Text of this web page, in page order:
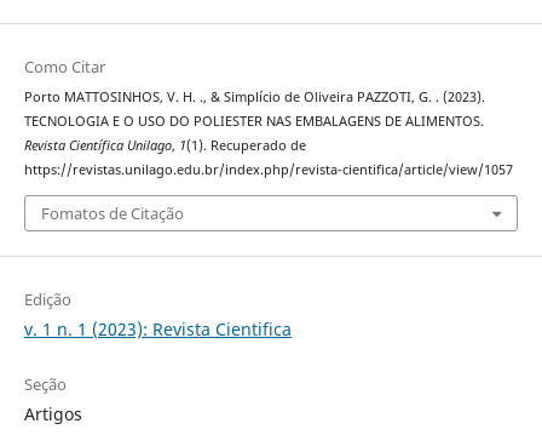
Como Citar
Porto MATTOSINHOS, V. H. ., & Simplício de Oliveira PAZZOTI, G. . (2023).
TECNOLOGIA E O USO DO POLIESTER NAS EMBALAGENS DE ALIMENTOS.
Revista Científica Unilago, 1(1). Recuperado de
https://revistas.unilago.edu.br/index.php/revista-cientifica/article/view/1057
Fomatos de Citação
Edição
v. 1 n. 1 (2023): Revista Cientifica
Seção
Artigos